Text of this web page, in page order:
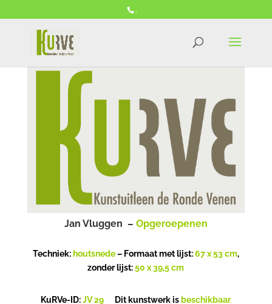
.
Jan Vluggen – Opgeroepenen
Techniek: houtsnede– Formaat met lijst:67 x 53 cm,
zonder lijst:50 x 39,5 cm
KuRVe-ID:JV 29 Dit kunstwerk is beschikbaar